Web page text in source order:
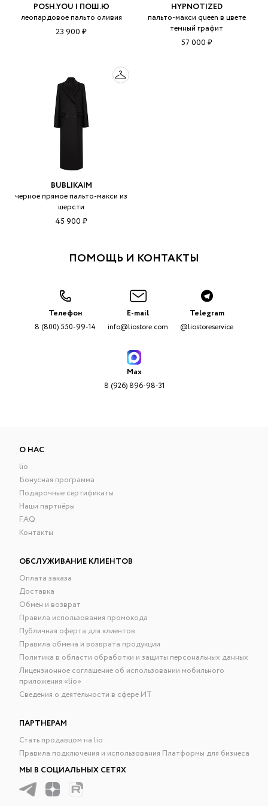
POSH.YOU | ПОШ.Ю
леопардовое пальто оливия
23 900 ₽
HYPNOTIZED
пальто-макси queen в цвете
темный графит
57 000 ₽
BUBLIKAIM
черное прямое пальто-макси из
шерсти
45 900 ₽
ПОМОЩЬ И КОНТАКТЫ
Телефон
8 (800) 550-99-14
E-mail
info@liostore.com
Telegram
@liostoreservice
Max
8 (926) 896-98-31
О НАС
lio
Бонусная программа
Подарочные сертификаты
Наши партнёры
FAQ
Контакты
ОБСЛУЖИВАНИЕ КЛИЕНТОВ
Оплата заказа
Доставка
Обмен и возврат
Правила использования промокода
Публичная оферта для клиентов
Правила обмена и возврата продукции
Политика в области обработки и защиты персональных данных
Лицензионное соглашение об использовании мобильного
приложения «lío»
Сведения о деятельности в сфере ИТ
ПАРТНЕРАМ
Стать продавцом на lio
Правила подключения и использования Платформы для бизнеса
МЫ В СОЦИАЛЬНЫХ СЕТЯХ